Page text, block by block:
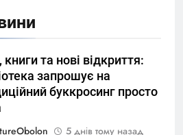
книги та нові відкриття:
запрошує на
буккросинг просто
5 днів тому назад